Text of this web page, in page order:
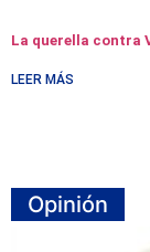
La querella contra
LEER MÁS
Opinión